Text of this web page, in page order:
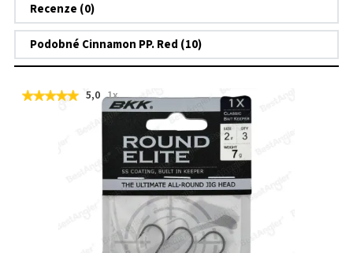
Recenze (0)
Podobné Cinnamon PP. Red (10)
5,0 1x